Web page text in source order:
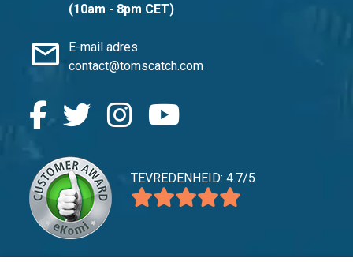
(10am - 8pm CET)
mail
E-mail adres
contact@tomscatch.com
TEVREDENHEID: 4.7/5